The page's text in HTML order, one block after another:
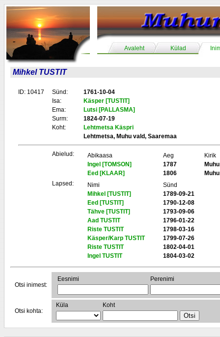
Avaleht Külad
Mihkel TUSTIT
ID: 10417 Sünd:
1761-10-04
Isa:
Käsper [TUSTIT]
Ema:
Lutsi [PALLASMA]
Surm:
1824-07-19
Koht:
Lehtmetsa Käspri
Lehtmetsa, Muhu vald, Saaremaa
Abielud: Abikaasa Aeg
Kirik
Ingel [TOMSON]
1787
Muhu
Eed [KLAAR]
1806
Muhu
Lapsed:
Nimi
Sünd
Mihkel [TUSTIT]
1789-09-21
Eed [TUSTIT]
1790-12-08
Tähve [TUSTIT]
1793-09-06
Aad TUSTIT
1796-01-22
Riste TUSTIT
1798-03-16
Käsper/Karp TUSTIT
1799-07-26
Riste TUSTIT
1802-04-01
Ingel TUSTIT
1804-03-02
Otsi inimest:
Eesnimi Perenimi
Otsi kohta:
Küla Koht